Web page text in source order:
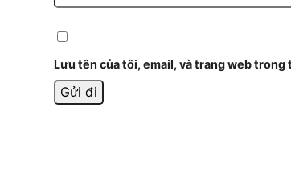
Lưu tên của tôi, email, và trang web